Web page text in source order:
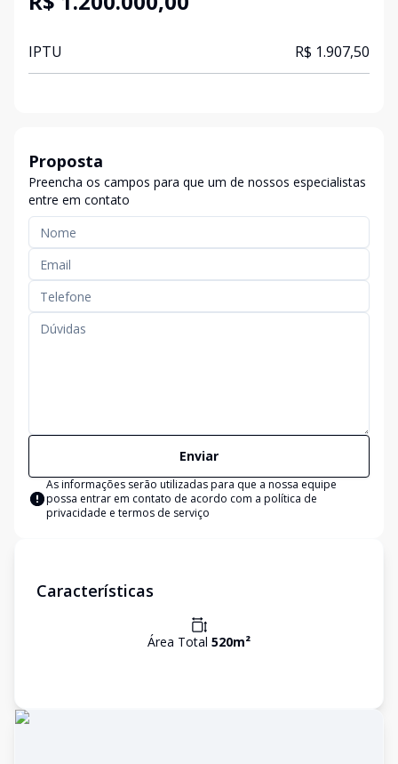
IPTU R$ 1.907,50
Proposta
Preencha os campos para que um de nossos especialistas
entre em contato
Enviar
As informações serão utilizadas para que a nossa equipe
possa entrar em contato de acordo com a política de
privacidade e termos de serviço
Características
Área Total 520m²